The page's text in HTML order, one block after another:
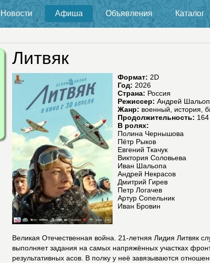
Новости Афиша Объявления Каталог
Литвяк
Формат: 2D
Год: 2026
Страна: Россия
Режиссер: Андрей
Жанр: военный, история,
Продолжительность:
В ролях:
Полина Чернышова
Пётр Рыков
Евгений Ткачук
Виктория Соловьева
Иван Шальопа
Андрей Некрасов
Дмитрий Гирев
Петр Логачев
Артур Сопельник
Иван Бровин
Великая Отечественная война. 21-летняя Лидия Литвяк
выполняет задания на самых напряжённых участках
результативных асов. В полку у неё завязываются